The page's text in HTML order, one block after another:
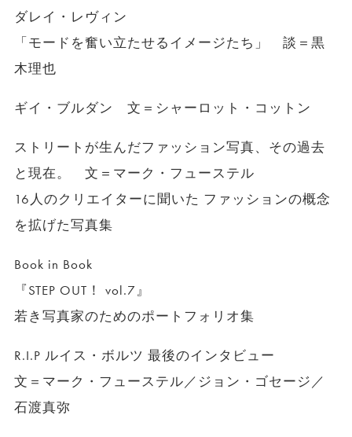
ダレイ・レヴィン
「モードを奮い立たせるイメージたち」 談＝黒
木理也
ギイ・ブルダン 文＝シャーロット・コットン
ストリートが生んだファッション写真、その過去
と現在。 文＝マーク・フューステル
16人のクリエイターに聞いた ファッションの概念
を拡げた写真集
Book in Book
『STEP OUT！ vol.7』
若き写真家のためのポートフォリオ集
R.I.P ルイス・ボルツ 最後のインタビュー
文＝マーク・フューステル／ジョン・ゴセージ／
石渡真弥